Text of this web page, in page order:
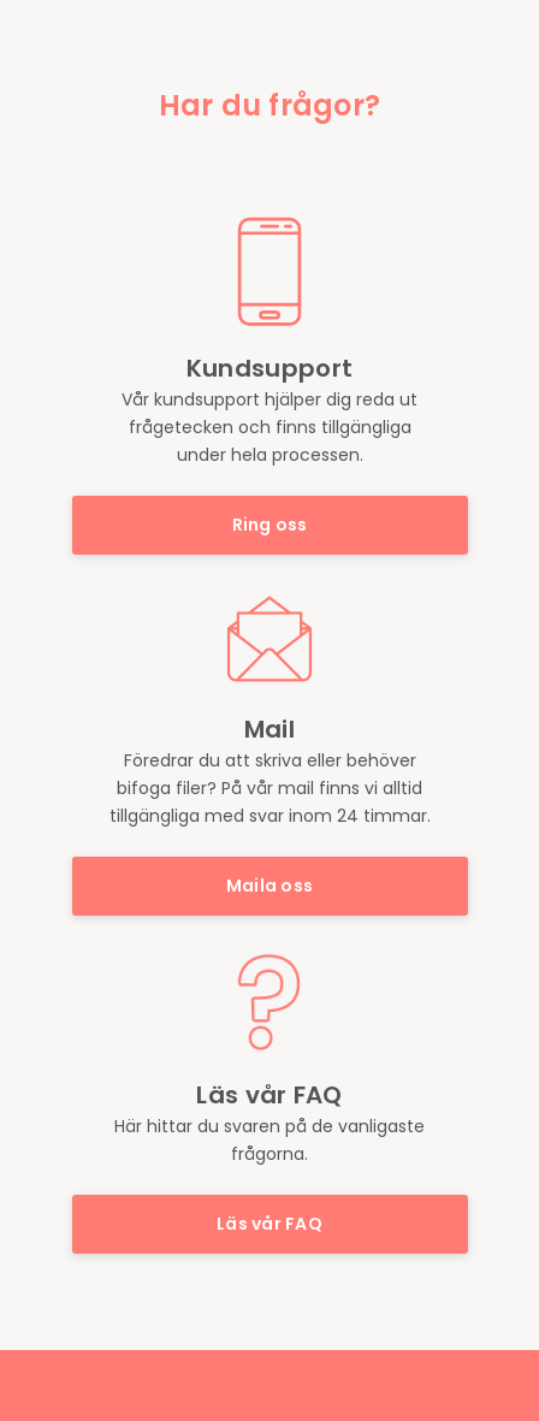
Har du frågor?
Kundsupport
Vår kundsupport hjälper dig reda ut
frågetecken och finns tillgängliga
under hela processen.
Ring oss
Mail
Föredrar du att skriva eller behöver
bifoga filer? På vår mail finns vi alltid
tillgängliga med svar inom 24 timmar.
Maila oss
Läs vår FAQ
Här hittar du svaren på de vanligaste
frågorna.
Läs vår FAQ